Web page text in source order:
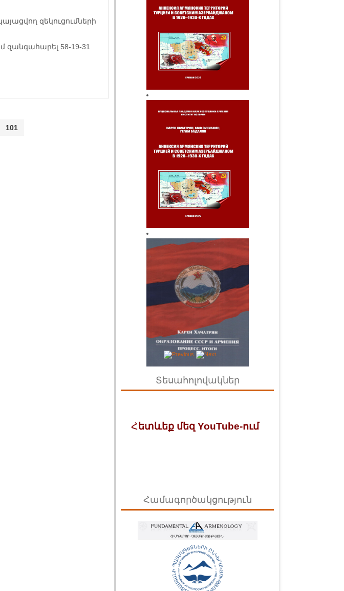
զեկուցումների
զանգահարել 58-19-31
101
Տեսահոլովակներ
Հետևեք մեզ YouTube-ում
Համագործակցություն